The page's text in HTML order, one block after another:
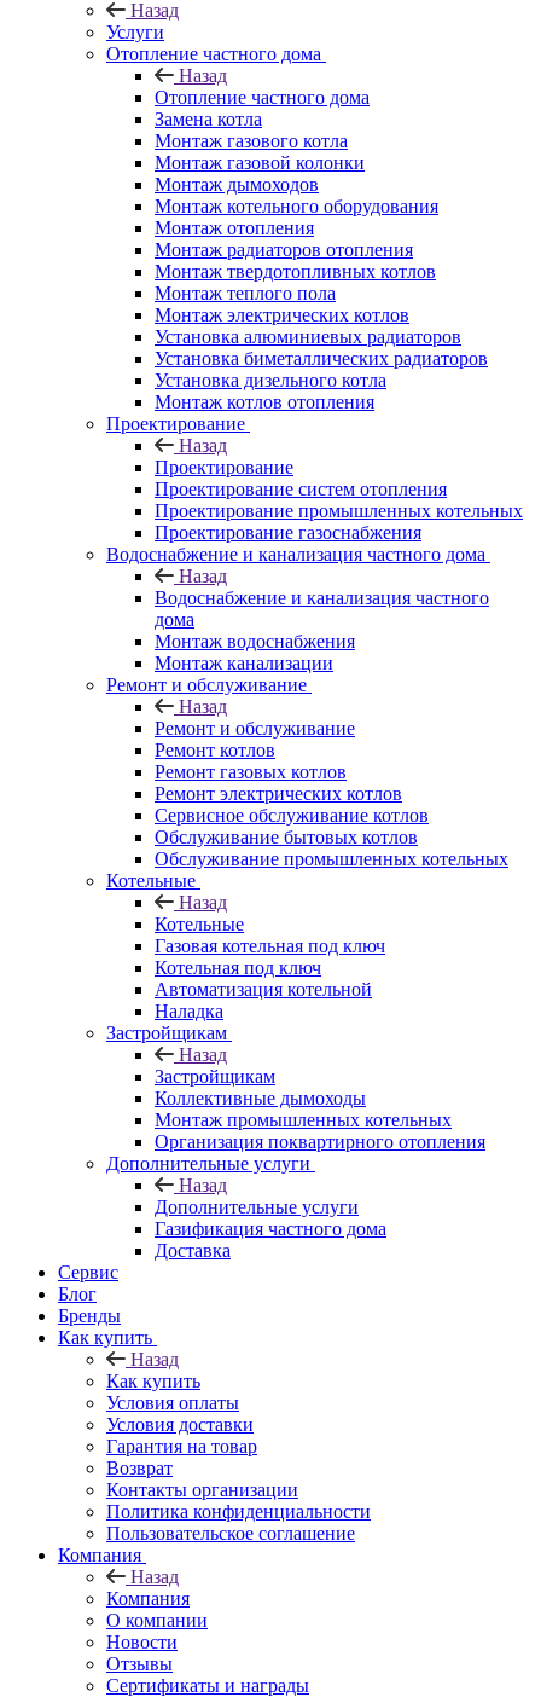
Назад
Услуги
Отопление частного дома
Назад
Отопление частного дома
Замена котла
Монтаж газового котла
Монтаж газовой колонки
Монтаж дымоходов
Монтаж котельного оборудования
Монтаж отопления
Монтаж радиаторов отопления
Монтаж твердотопливных котлов
Монтаж теплого пола
Монтаж электрических котлов
Установка алюминиевых радиаторов
Установка биметаллических радиаторов
Установка дизельного котла
Монтаж котлов отопления
Проектирование
Назад
Проектирование
Проектирование систем отопления
Проектирование промышленных котельных
Проектирование газоснабжения
Водоснабжение и канализация частного дома
Назад
Водоснабжение и канализация частного
дома
Монтаж водоснабжения
Монтаж канализации
Ремонт и обслуживание
Назад
Ремонт и обслуживание
Ремонт котлов
Ремонт газовых котлов
Ремонт электрических котлов
Сервисное обслуживание котлов
Обслуживание бытовых котлов
Обслуживание промышленных котельных
Котельные
Назад
Котельные
Газовая котельная под ключ
Котельная под ключ
Автоматизация котельной
Наладка
Застройщикам
Назад
Застройщикам
Коллективные дымоходы
Монтаж промышленных котельных
Организация поквартирного отопления
Дополнительные услуги
Назад
Дополнительные услуги
Газификация частного дома
Доставка
Сервис
Блог
Бренды
Как купить
Назад
Как купить
Условия оплаты
Условия доставки
Гарантия на товар
Возврат
Контакты организации
Политика конфиденциальности
Пользовательское соглашение
Компания
Назад
Компания
О компании
Новости
Отзывы
Сертификаты и награды